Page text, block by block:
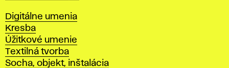
Katedry
Digitálne umenia
Kresba
Úžitkové umenie
Textilná tvorba
Socha, objekt, inštalácia